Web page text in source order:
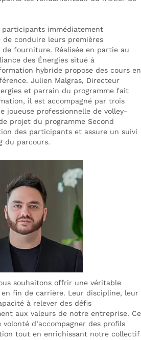
immédiatement
conduire leurs premières
fourniture. Réalisée en partie au
des Énergies situé à
hybride propose des cours en
Julien Malgras, Directeur
et parrain du programme fait
il est accompagné par trois
joueuse professionnelle de volley-
projet du programme Second
des participants et assure un suivi
du parcours.
souhaitons offrir une véritable
fin de carrière. Leur discipline, leur
à relever des défis
aux valeurs de notre entreprise. Ce
d’accompagner des profils
tout en enrichissant notre collectif